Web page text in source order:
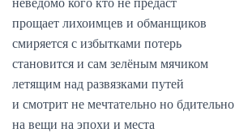
неведомо кого кто не предаст
прощает лихоимцев и обманщиков
смиряется с избытками потерь
становится и сам зелёным мячиком
летящим над развязками путей
и смотрит не мечтательно но бдительно
на вещи на эпохи и места